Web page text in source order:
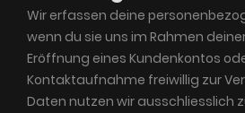
Wir erfassen deine
wenn du sie uns im Rahmen
Eröffnung eines Kundenkontos
Kontaktaufnahme freiwillig zur
Daten nutzen wir ausschliesslich